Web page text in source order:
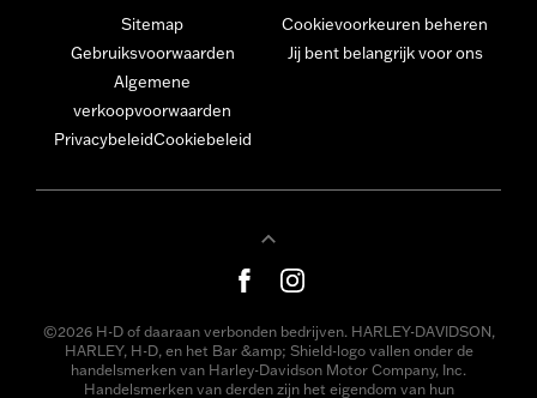
Sitemap
Gebruiksvoorwaarden
Algemene
verkoopvoorwaarden
PrivacybeleidCookiebeleid
Cookievoorkeuren beheren
Jij bent belangrijk voor ons
©2026 H-D of daaraan verbonden bedrijven. HARLEY-DAVIDSON,
HARLEY, H-D, en het Bar &amp; Shield-logo vallen onder de
handelsmerken van Harley-Davidson Motor Company, Inc.
Handelsmerken van derden zijn het eigendom van hun